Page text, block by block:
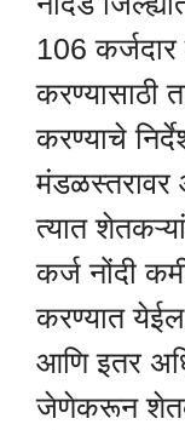
106
करण्यासाठी
करण्याचे
त्यात
कर्ज नोंदी
करण्यात
आणि इतर
जेणेकरून